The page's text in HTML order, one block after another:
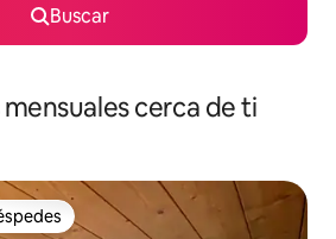
Buscar
cerca de ti
preferido